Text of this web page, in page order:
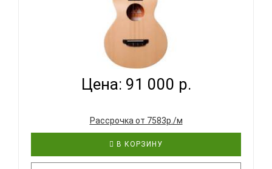
REBEL DOUBLE CHEESE C - УКУЛЕЛЕ КОНЦЕРТ ~
Цена: 91 000 р.
Рассрочка от 7583р./м
В КОРЗИНУ